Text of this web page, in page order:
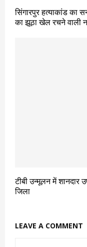
सिंगारपुर हत्याकांड का
का झूठा खेल रचने वाली
टीबी उन्मूलन में शानदार
जिला
LEAVE A COMMENT